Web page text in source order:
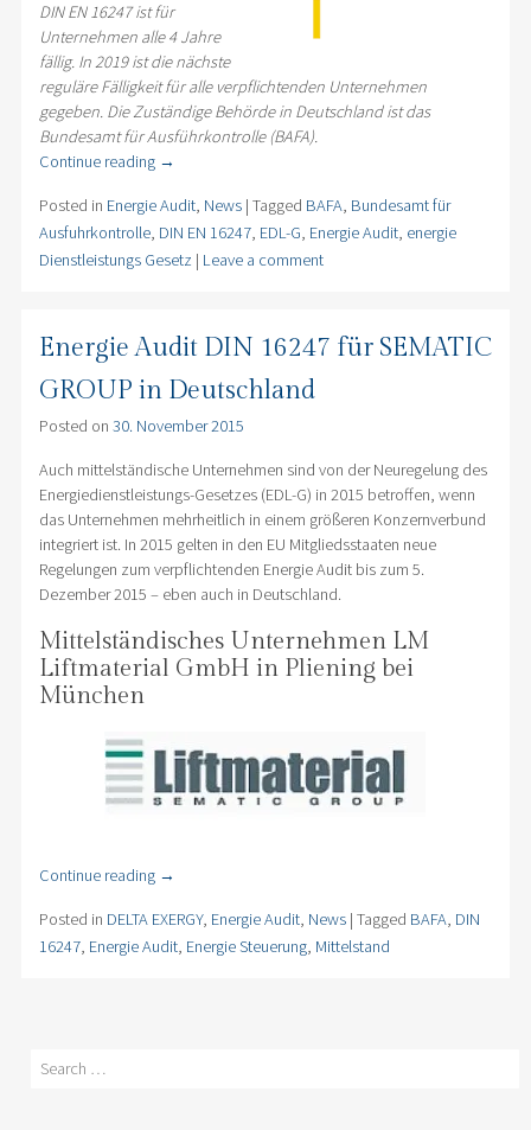
DIN EN 16247 ist für
Unternehmen alle 4 Jahre
fällig. In 2019 ist die nächste
reguläre Fälligkeit für alle verpflichtenden Unternehmen
gegeben. Die Zuständige Behörde in Deutschland ist das
Bundesamt für Ausführkontrolle (BAFA).
Continue reading →
Posted in Energie Audit, News | Tagged BAFA, Bundesamt für
Ausfuhrkontrolle, DIN EN 16247, EDL-G, Energie Audit, energie
Dienstleistungs Gesetz | Leave a comment
Energie Audit DIN 16247 für SEMATIC
GROUP in Deutschland
Posted on 30. November 2015
Auch mittelständische Unternehmen sind von der Neuregelung des
Energiedienstleistungs-Gesetzes (EDL-G) in 2015 betroffen, wenn
das Unternehmen mehrheitlich in einem größeren Konzernverbund
integriert ist. In 2015 gelten in den EU Mitgliedsstaaten neue
Regelungen zum verpflichtenden Energie Audit bis zum 5.
Dezember 2015 – eben auch in Deutschland.
Mittelständisches Unternehmen LM
Liftmaterial GmbH in Pliening bei
München
Continue reading →
Posted in DELTA EXERGY, Energie Audit, News | Tagged BAFA, DIN
16247, Energie Audit, Energie Steuerung, Mittelstand
Search